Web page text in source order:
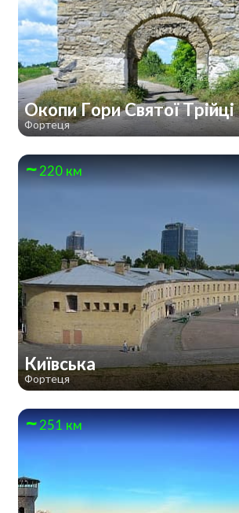
Окопи Гори Святої Трійці
Фортеця
220 км
Київська
Фортеця
251 км